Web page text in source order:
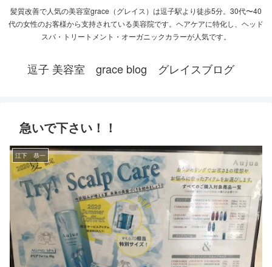
髪質改善で人気の美容室grace（グレイス）は逗子駅より徒歩5分。30代〜40
代の女性のお客様から支持されている美容院です。ヘアケアに特化し、ヘッド
スパ・トリートメント・オーガニックカラーが人気です。
逗子 美容室 grace blog グレイスブログ
急いで下さい！！
江下 恭一